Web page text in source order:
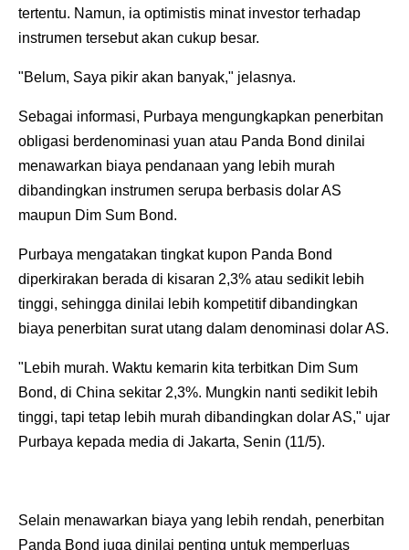
tertentu. Namun, ia optimistis minat investor terhadap
instrumen tersebut akan cukup besar.
"Belum, Saya pikir akan banyak," jelasnya.
Sebagai informasi, Purbaya mengungkapkan penerbitan
obligasi berdenominasi yuan atau Panda Bond dinilai
menawarkan biaya pendanaan yang lebih murah
dibandingkan instrumen serupa berbasis dolar AS
maupun Dim Sum Bond.
‎Purbaya mengatakan tingkat kupon Panda Bond
diperkirakan berada di kisaran 2,3% atau sedikit lebih
tinggi, sehingga dinilai lebih kompetitif dibandingkan
biaya penerbitan surat utang dalam denominasi dolar AS.
‎"Lebih murah. Waktu kemarin kita terbitkan Dim Sum
Bond, di China sekitar 2,3%. Mungkin nanti sedikit lebih
tinggi, tapi tetap lebih murah dibandingkan dolar AS," ujar
Purbaya kepada media di Jakarta, Senin (11/5).
Selain menawarkan biaya yang lebih rendah, penerbitan
Panda Bond juga dinilai penting untuk memperluas